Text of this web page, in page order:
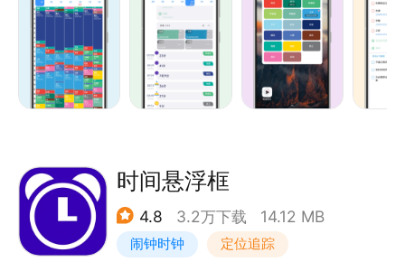
很方便），NFC，URL Scheme，通知栏，悬浮窗，
小部件计时。
* 丰富的复盘和统计：支持时钟图，饼状图，折线图，
的时间环比对比功能，十分强大。（而且统计模块在时
间日志中完全免费）
* 无限级分类：很多软件最多支持两级分类，但时间日
时间悬浮框
4.8 3.2万下载 14.12 MB
闹钟时钟 定位追踪